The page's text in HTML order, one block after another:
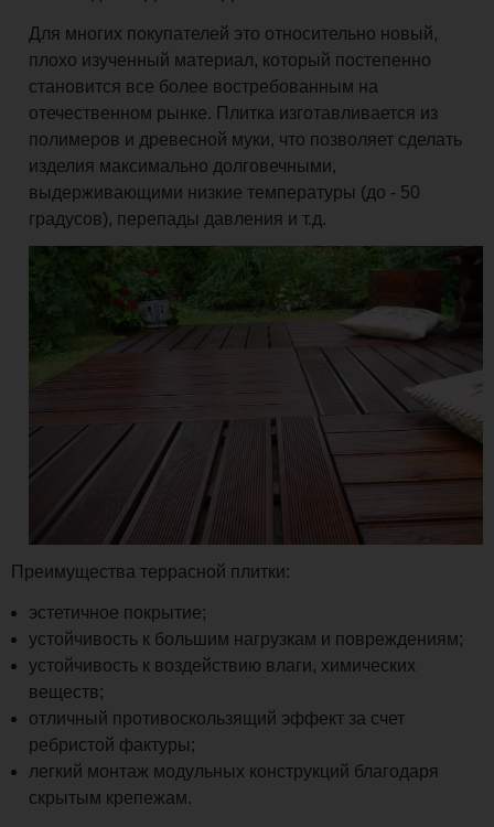
Для многих покупателей это относительно новый,
плохо изученный материал, который постепенно
становится все более востребованным на
отечественном рынке. Плитка изготавливается из
полимеров и древесной муки, что позволяет сделать
изделия максимально долговечными,
выдерживающими низкие температуры (до - 50
градусов), перепады давления и т.д.
Преимущества террасной плитки:
эстетичное покрытие;
устойчивость к большим нагрузкам и повреждениям;
устойчивость к воздействию влаги, химических
веществ;
отличный противоскользящий эффект за счет
ребристой фактуры;
легкий монтаж модульных конструкций благодаря
скрытым крепежам.